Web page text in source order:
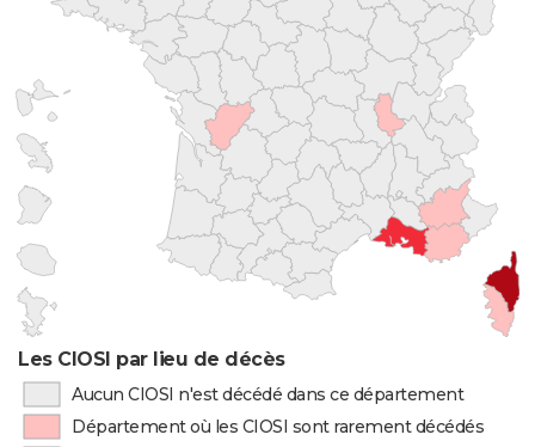
Les CIOSI par lieu de décès
Aucun CIOSI n'est décédé dans ce département
Département où les CIOSI sont rarement décédés